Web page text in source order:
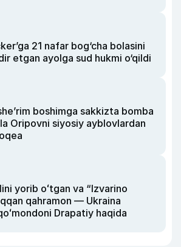
21 nafar bog‘cha bolasini
etgan ayolga sud hukmi o‘qildi
boshimga sakkizta bomba
Oripovni siyosiy ayblovlardan
yorib oʻtgan va “Izvarino
qahramon — Ukraina
Drapatiy haqida